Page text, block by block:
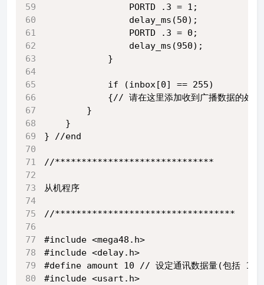
                PORTD .3 = 1;
                delay_ms(50);
                PORTD .3 = 0;
                delay_ms(950);
            }
            if (inbox[0] == 255)
{// 请在这里添加收到广播数据的处理
        }
    }
} //end
//******************************
从机程序
//**********************************
#include <mega48.h>
#include <delay.h>
#define amount 10 // 设定通讯数据量(包括 1
#include <usart.h>